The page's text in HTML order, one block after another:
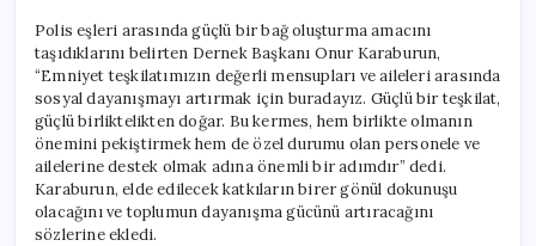
Polis eşleri arasında güçlü bir bağ oluşturma amacını
taşıdıklarını belirten Dernek Başkanı Onur Karaburun,
“Emniyet teşkilatımızın değerli mensupları ve aileleri arasında
sosyal dayanışmayı artırmak için buradayız. Güçlü bir teşkilat,
güçlü birliktelikten doğar. Bu kermes, hem birlikte olmanın
önemini pekiştirmek hem de özel durumu olan personele ve
ailelerine destek olmak adına önemli bir adımdır” dedi.
Karaburun, elde edilecek katkıların birer gönül dokunuşu
olacağını ve toplumun dayanışma gücünü artıracağını
sözlerine ekledi.